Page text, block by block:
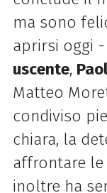
ma sono
aprirsi oggi
uscente,
Matteo
condiviso
chiara, la
affrontare le
inoltre ha